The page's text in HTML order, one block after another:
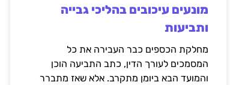
מונעים עיכובים בהליכי גבייה
ותביעות
מחלקת הכספים כבר העבירה את כל
המסמכים לעורך הדין, כתב התביעה הוכן
והמועד הבא ביומן מתקרב. אלא שאז מתברר